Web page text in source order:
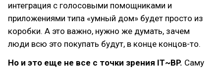
интеграция с голосовыми помощниками и
приложениями типа «умный дом» будет просто из
коробки. А это важно, нужно же думать, зачем
люди всю это покупать будут, в конце концов-то.
Но и это еще не все с точки зрения IT~BP. Саму